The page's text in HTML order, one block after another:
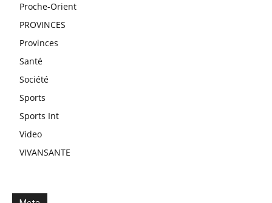
Proche-Orient
PROVINCES
Provinces
Santé
Société
Sports
Sports Int
Video
VIVANSANTE